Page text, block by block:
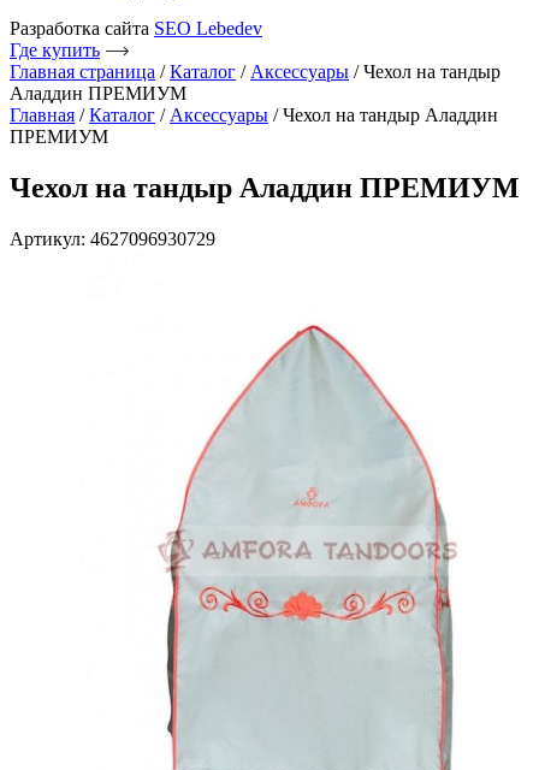
Разработка сайта SEO Lebedev
Где купить
Главная страница /Каталог / Аксессуары /Чехол на тандыр
Аладдин ПРЕМИУМ
Главная /Каталог / Аксессуары / Чехол на тандыр Аладдин
ПРЕМИУМ
Чехол на тандыр Аладдин ПРЕМИУМ
Артикул: 4627096930729